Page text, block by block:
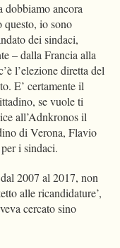
ancora
questo, io sono
dei sindaci,
– dalla Francia alla
l’elezione diretta del
E’ certamente il
se vuole ti
all’Adnkronos il
di Verona, Flavio
i sindaci.
2007 al 2017, non
alle ricandidature’,
cercato sino